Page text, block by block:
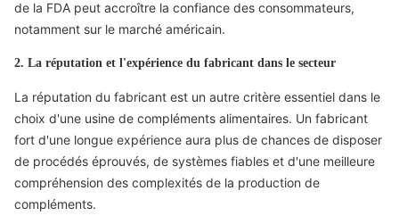
de la FDA peut accroître la confiance des consommateurs,
notamment sur le marché américain.
2. La réputation et l'expérience du fabricant dans le secteur
La réputation du fabricant est un autre critère essentiel dans le
choix d'une usine de compléments alimentaires. Un fabricant
fort d'une longue expérience aura plus de chances de disposer
de procédés éprouvés, de systèmes fiables et d'une meilleure
compréhension des complexités de la production de
compléments.